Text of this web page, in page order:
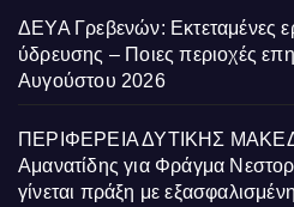
ΔΕΥΑ Γρεβενών: Εκτεταμένες
ύδρευσης – Ποιες περιοχές
Αυγούστου 2026
ΠΕΡΙΦΕΡΕΙΑ ΔΥΤΙΚΗΣ
Αμανατίδης για Φράγμα
γίνεται πράξη με